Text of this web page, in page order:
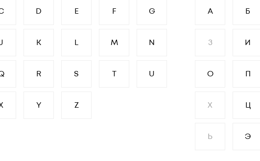
D E F G
K L M N
R S T U
Y Z
А Б
З И
О П
Х Ц
Ь Э